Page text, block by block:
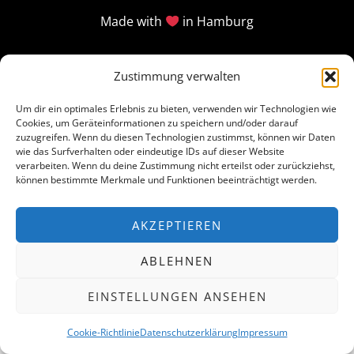
Zustimmung verwalten
Um dir ein optimales Erlebnis zu bieten, verwenden wir Technologien wie
Cookies, um Geräteinformationen zu speichern und/oder darauf
zuzugreifen. Wenn du diesen Technologien zustimmst, können wir Daten
wie das Surfverhalten oder eindeutige IDs auf dieser Website
verarbeiten. Wenn du deine Zustimmung nicht erteilst oder zurückziehst,
können bestimmte Merkmale und Funktionen beeinträchtigt werden.
AKZEPTIEREN
ABLEHNEN
EINSTELLUNGEN ANSEHEN
Cookie-RichtlinieDatenschutzerklärungImpressum
Made with in Hamburg